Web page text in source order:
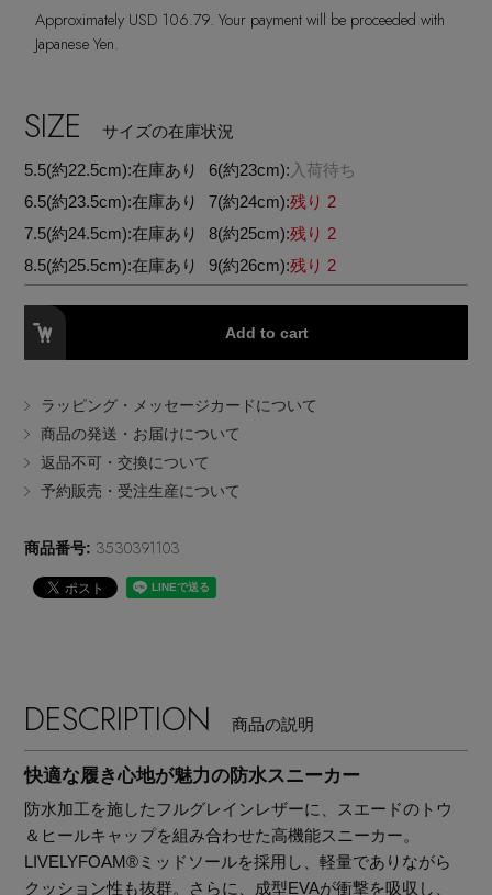
ニット
ブーツ
クラッチバッグ
ボストンバッグ
スーツケース
ベルト
グローブ
レッグウェア
ポーチ
チャーム・ストラップ
その他(傘・ハンカチ・時計など)
リング
コサージュ・ブローチ
アンクレット
チャーム
シューズ
水着・スイムウェア
CONTENTS
BRAND NEWS
HOT STYLE
EDITOR'S CLOSET
PERSONAL COLOR
Approximately USD 106.79. Your payment will be proceeded with
Japanese Yen.
SIZE サイズの在庫状況
5.5(約22.5cm):在庫あり 6(約23cm): 入荷待ち
6.5(約23.5cm):在庫あり 7(約24cm):残り 2
7.5(約24.5cm):在庫あり 8(約25cm):残り 2
8.5(約25.5cm):在庫あり 9(約26cm):残り 2
Add to cart
ラッピング・メッセージカードについて
商品の発送・お届けについて
返品不可・交換について
予約販売・受注生産について
商品番号: 3530391103
DESCRIPTION 商品の説明
快適な履き心地が魅力の防水スニーカー
防水加工を施したフルグレインレザーに、スエードのトウ
＆ヒールキャップを組み合わせた高機能スニーカー。
LIVELYFOAM®ミッドソールを採用し、軽量でありながら
クッション性も抜群。さらに、成型EVAが衝撃を吸収し、